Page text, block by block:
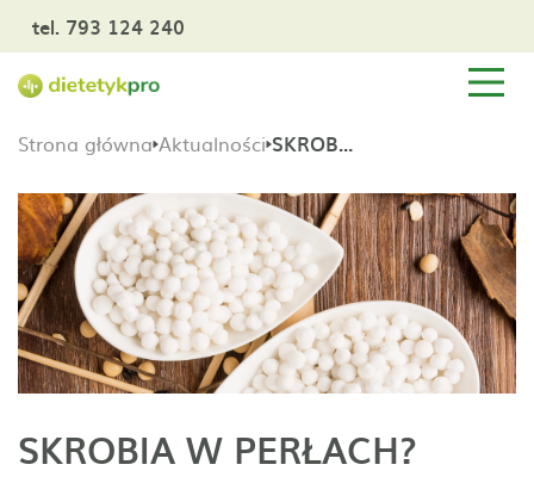
tel. 793 124 240
Strona główna Aktualności SKROBIA W PERŁACH?
SKROBIA W PERŁACH?